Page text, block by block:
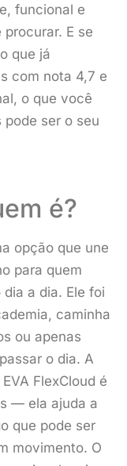
funcional e
E se
que já
com nota 4,7 e
o que você
ser o seu
é?
opção que une
para quem
a dia. Ele foi
caminha
ou apenas
o dia. A
FlexCloud é
— ela ajuda a
que pode ser
movimento. O